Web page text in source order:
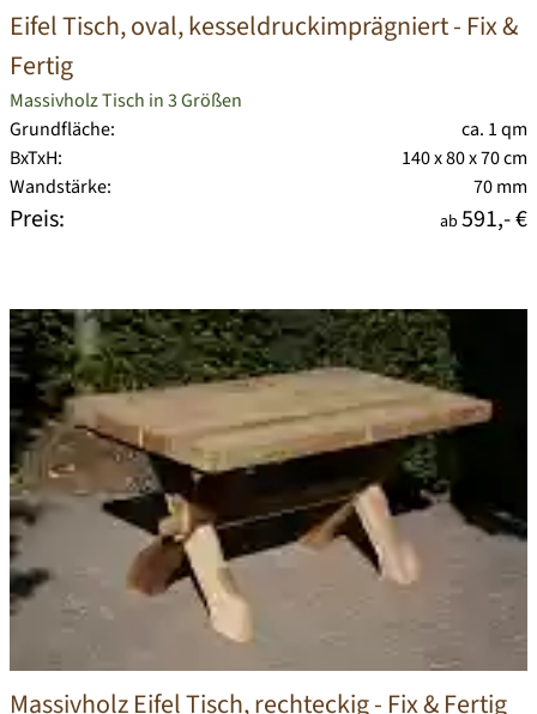
Eifel Tisch, oval, kesseldruckimprägniert- Fix &
Fertig
Massivholz Tisch in 3 Größen
Grundfläche:
ca. 1 qm
BxTxH:
140 x 80 x 70 cm
Wandstärke:
70 mm
Preis: ab 591,- €
Massivholz Eifel Tisch, rechteckig- Fix & Fertig